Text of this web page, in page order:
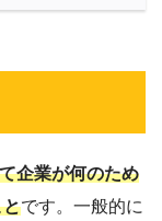
企業が何のため
とです。一般的に